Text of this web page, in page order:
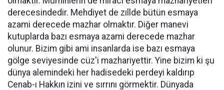
derecesindedir. Mehdiyet de zıllde bütün esmaya
azami derecede mazhar olmaktır. Diğer manevi
kutuplarda bazı esmaya azami derecede mazhar
olunur. Bizim gibi ami insanlarda ise bazı esmaya
gölge seviyesinde cüz'i mazhariyettir. Yine bizim ki şu
dünya alemindeki her hadisedeki perdeyi kaldırıp
Cenab-ı Hakkın izini ve sırrını görmektir. Dünyada